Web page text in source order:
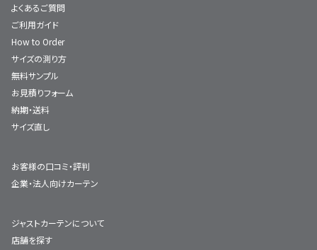
よくあるご質問
ご利用ガイド
How to Order
サイズの測り方
無料サンプル
お見積りフォーム
納期・送料
サイズ直し
お客様の口コミ・評判
企業・法人向けカーテン
ジャストカーテンについて
店舗を探す